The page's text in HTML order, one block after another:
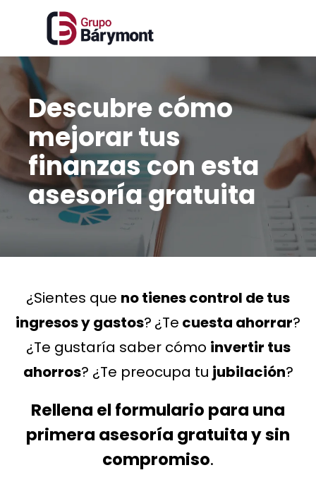
Descubre cómo
mejorar tus
finanzas con esta
asesoría gratuita
¿Sientes que no tienes control de tus
ingresos y gastos? ¿Te cuesta ahorrar?
¿Te gustaría saber cómo invertir tus
ahorros? ¿Te preocupa tu jubilación?
Rellena el formulario para una
primera asesoría gratuita y sin
compromiso.